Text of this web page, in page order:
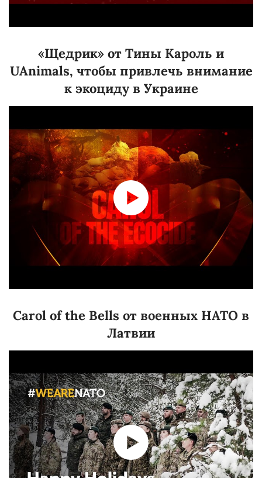
«Щедрик» от Тины Кароль и
UAnimals, чтобы привлечь внимание
к экоциду в Украине
Carol of the Bells от военных НАТО в
Латвии